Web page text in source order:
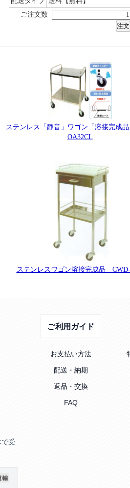
ご注文数
ステンレス「静音」ワゴン「溶接完成
OA32CL
ステンレスワゴン溶接完成品
受
ご利用ガイド
お支払い方法
配送・納期
返品・交換
FAQ